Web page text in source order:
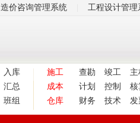
造价咨询管理系统 工程设计管理
入库
汇总
班组
施工 查勘 竣工
主
成本
计划 控制
核
仓库
财务 技术 发